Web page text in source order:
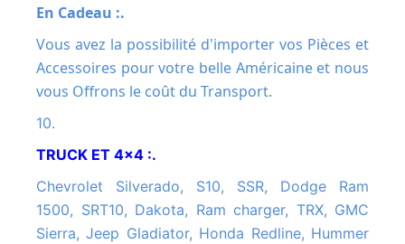
En Cadeau :.
Vous avez la possibilité d'importer vos Pièces et
Accessoires pour votre belle Américaine et nous
vous Offrons le coût du Transport.
10.
TRUCK ET 4x4 :.
Chevrolet Silverado, S10, SSR, Dodge Ram
1500, SRT10, Dakota, Ram charger, TRX, GMC
Sierra, Jeep Gladiator, Honda Redline, Hummer